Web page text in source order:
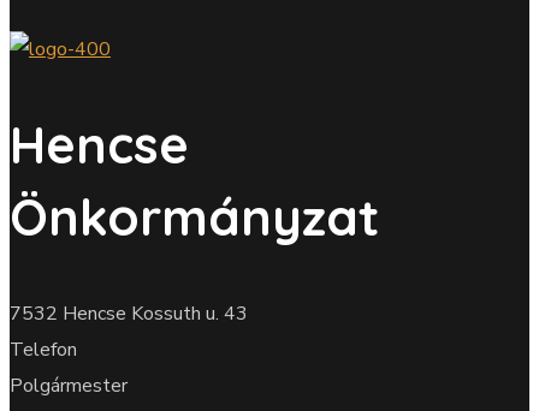
Hencse
Önkormányzat
7532 Hencse Kossuth u. 43
Telefon
Polgármester